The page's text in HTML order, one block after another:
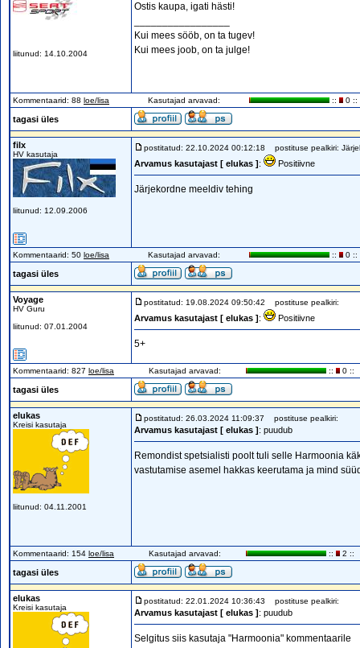
liitunud: 14.10.2004
Ostis kaupa, igati hästi!
Kui mees sööb, on ta tugev!
Kui mees joob, on ta julge!
Kommentaarid: 88 loe/lisa Kasutajad arvavad: :: 0 ::
tagasi üles
filx
HV kasutaja
liitunud: 12.09.2006
postitatud: 22.10.2024 00:12:18 postituse pealkiri:
Arvamus kasutajast [ elukas ]: Positiivne
Järjekordne meeldiv tehing
Kommentaarid: 50 loe/lisa Kasutajad arvavad: :: 0 ::
tagasi üles
Voyage
HV Guru
liitunud: 07.01.2004
postitatud: 19.08.2024 09:50:42 postituse pealkiri:
Arvamus kasutajast [ elukas ]: Positiivne
5+
Kommentaarid: 827 loe/lisa Kasutajad arvavad: :: 0 ::
tagasi üles
elukas
Kreisi kasutaja
liitunud: 04.11.2001
postitatud: 26.03.2024 11:09:37 postituse pealkiri:
Arvamus kasutajast [ elukas ]: puudub
Remondist spetsialisti poolt tuli selle Harmoonia
vastutamise asemel hakkas keerutama ja mind
Kommentaarid: 154 loe/lisa Kasutajad arvavad: :: 2 ::
tagasi üles
elukas
Kreisi kasutaja
postitatud: 22.01.2024 10:36:43 postituse pealkiri:
Arvamus kasutajast [ elukas ]: puudub
Selgitus siis kasutaja "Harmoonia" kommentaarile